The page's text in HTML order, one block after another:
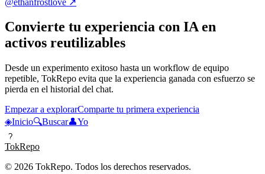
Convierte tu experiencia con IA en
activos reutilizables
Desde un experimento exitoso hasta un workflow de equipo
repetible, TokRepo evita que la experiencia ganada con esfuerzo se
pierda en el historial del chat.
Empezar a explorarComparte tu primera experiencia
◈Inicio🔍Buscar👤Yo
?
TokRepo
© 2026 TokRepo. Todos los derechos reservados.